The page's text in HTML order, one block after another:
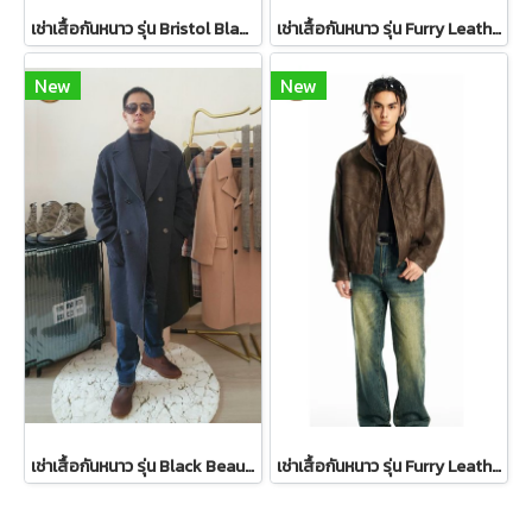
เช่าเสื้อกันหนาว รุ่น Bristol Black Double Breasted Coat 2109GCL1656FABK1 เช่าเสื้อกันหนาว รุ่น Furry Leather Jacket Maillard Black WINTERCLOTHFA0108 / WINTERCLOTHFA0158
New
เช่าเสื้อกันหนาว รุ่น Black Beauty Single Breasted Coat 2109GCL1576FABK1
New
เช่าเสื้อกันหนาว รุ่น Furry Leather Jacket Maillard Brown WINTERCLOTHFA0107 / WINTERCLOTHFA0299